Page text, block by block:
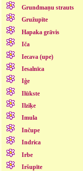
Grundmaņu strauts
Gružupīte
Hapaka grāvis
Iča
Iecava (upe)
Iesalnīca
Iģe
Ilūkste
Ilziķe
Imula
Inčupe
Indrica
Irbe
Iršupīte